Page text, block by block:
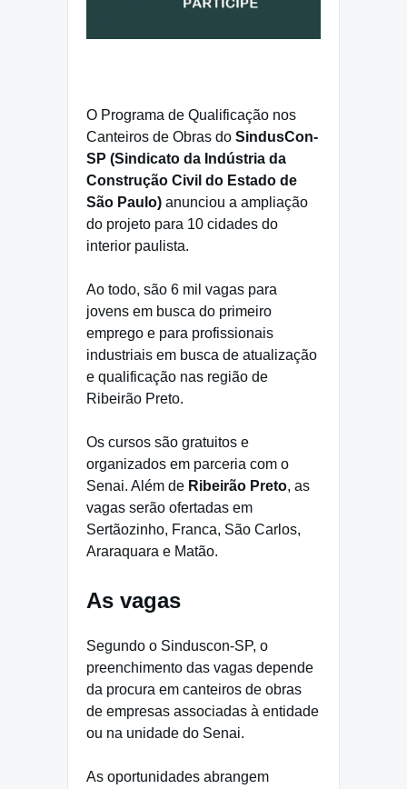
O Programa de Qualificação nos
Canteiros de Obras do SindusCon-
SP (Sindicato da Indústria da
Construção Civil do Estado de
São Paulo) anunciou a ampliação
do projeto para 10 cidades do
interior paulista.
Ao todo, são 6 mil vagas para
jovens em busca do primeiro
emprego e para profissionais
industriais em busca de atualização
e qualificação nas região de
Ribeirão Preto.
Os cursos são gratuitos e
organizados em parceria com o
Senai. Além de Ribeirão Preto, as
vagas serão ofertadas em
Sertãozinho, Franca, São Carlos,
Araraquara e Matão.
As vagas
Segundo o Sinduscon-SP, o
preenchimento das vagas depende
da procura em canteiros de obras
de empresas associadas à entidade
ou na unidade do Senai.
As oportunidades abrangem